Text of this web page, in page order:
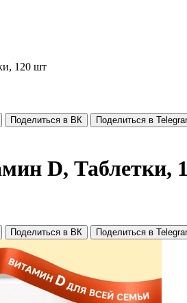
120 шт
Поделиться в ВК
Поделиться в
D, Таблетки,
Поделиться в ВК Поделиться в